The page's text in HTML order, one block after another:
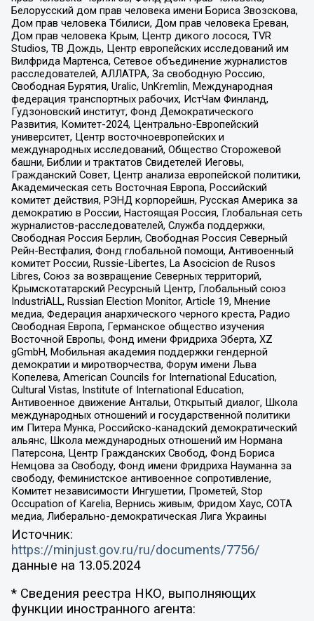
Белорусский дом прав человека имени Бориса Звозскова,
Дом прав человека Тбилиси, Дом прав человека Ереван,
Дом прав человека Крым, Центр дикого лосося, TVR
Studios, ТВ Дождь, Центр европейских исследований им
Вилфрида Мартенса, Сетевое объединение журналистов
расследователей, АЛЛАТРА, За свободную Россию,
Свободная Бурятия, Uralic, UnKremlin, Международная
федерация транспортных рабочих, ИстЧам Финланд,
Гудзоновский институт, Фонд Демократического
Развития, Комитет-2024, Центрально-Европейский
университет, Центр восточноевропейских и
международных исследований, Общество Сторожевой
башни, Библии и трактатов Свидетелей Иеговы,
Гражданский Совет, Центр анализа европейской политики,
Академическая сеть Восточная Европа, Российский
комитет действия, РЭНД корпорейшн, Русская Америка за
демократию в России, Настоящая Россия, Глобальная сеть
журналистов-расследователей, Служба поддержки,
Свободная Россия Берлин, Свободная Россия Северный
Рейн-Вестфалия, Фонд глобальной помощи, Антивоенный
комитет России, Russie-Libertes, La Asocicion de Rusos
Libres, Союз за возвращение Северных территорий,
Крымскотатарский Ресурсный Центр, Глобальный союз
IndustriALL, Russian Election Monitor, Article 19, Мнение
медиа, Федерация анархического черного креста, Радио
Свободная Европа, Германское общество изучения
Восточной Европы, Фонд имени Фридриха Эберта, XZ
gGmbH, Мобильная академия поддержки гендерной
демократии и миротворчества, Форум имени Льва
Копелева, American Councils for International Education,
Cultural Vistas, Institute of International Education,
Антивоенное движение Антальи, Открытый диалог, Школа
международных отношений и государственной политики
им Питера Мунка, Российско-канадский демократический
альянс, Школа международных отношений им Нормана
Патерсона, Центр Гражданских Свобод, Фонд Бориса
Немцова за Свободу, Фонд имени Фридриха Науманна за
свободу, Феминистское антивоенное сопротивление,
Комитет независимости Ингушетии, Прометей, Stop
Occupation of Karelia, Вернись живым, Фридом Хаус, СОТА
медиа, Либерально-демократическая Лига Украины
Источник:
https://minjust.gov.ru/ru/documents/7756/
данные на 13.05.2024
* Сведения реестра НКО, выполняющих
функции иностранного агента: